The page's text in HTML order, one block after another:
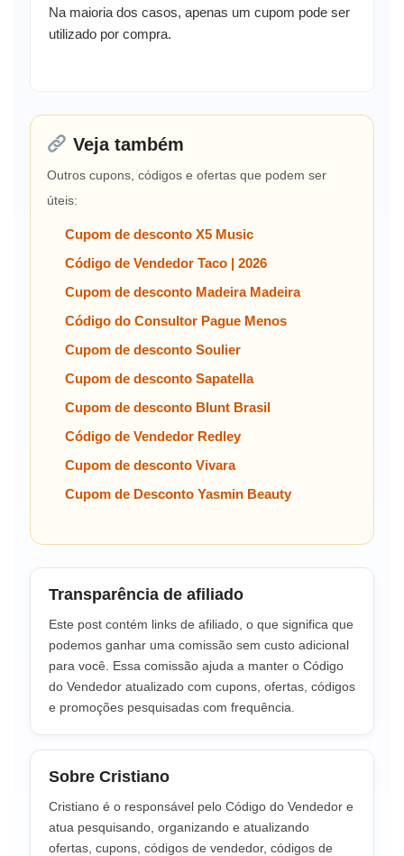
Na maioria dos casos, apenas um cupom pode ser
utilizado por compra.
Veja também
Outros cupons, códigos e ofertas que podem ser
úteis:
Cupom de desconto X5 Music
Código de Vendedor Taco | 2026
Cupom de desconto Madeira Madeira
Código do Consultor Pague Menos
Cupom de desconto Soulier
Cupom de desconto Sapatella
Cupom de desconto Blunt Brasil
Código de Vendedor Redley
Cupom de desconto Vivara
Cupom de Desconto Yasmin Beauty
Transparência de afiliado
Este post contém links de afiliado, o que significa que
podemos ganhar uma comissão sem custo adicional
para você. Essa comissão ajuda a manter o Código
do Vendedor atualizado com cupons, ofertas, códigos
e promoções pesquisadas com frequência.
Sobre Cristiano
Cristiano é o responsável pelo Código do Vendedor e
atua pesquisando, organizando e atualizando
ofertas, cupons, códigos de vendedor, códigos de